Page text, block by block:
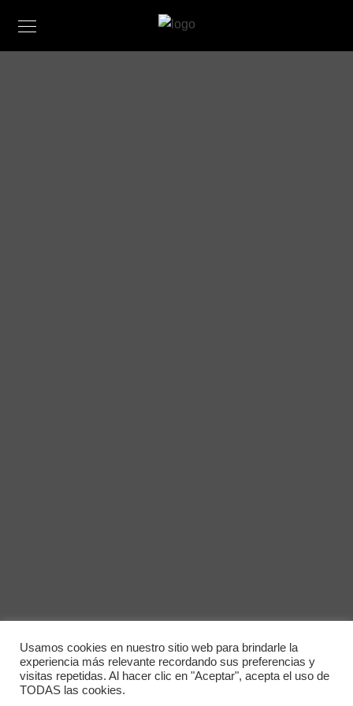
Usamos cookies en nuestro sitio web para brindarle la
experiencia más relevante recordando sus preferencias y
visitas repetidas. Al hacer clic en "Aceptar", acepta el uso de
TODAS las cookies.